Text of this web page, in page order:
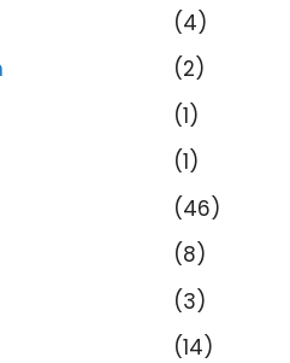
(4)
(2)
(1)
(1)
(46)
(8)
(3)
(14)